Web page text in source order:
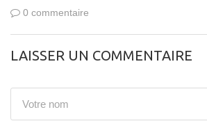
0 commentaire
LAISSER UN COMMENTAIRE